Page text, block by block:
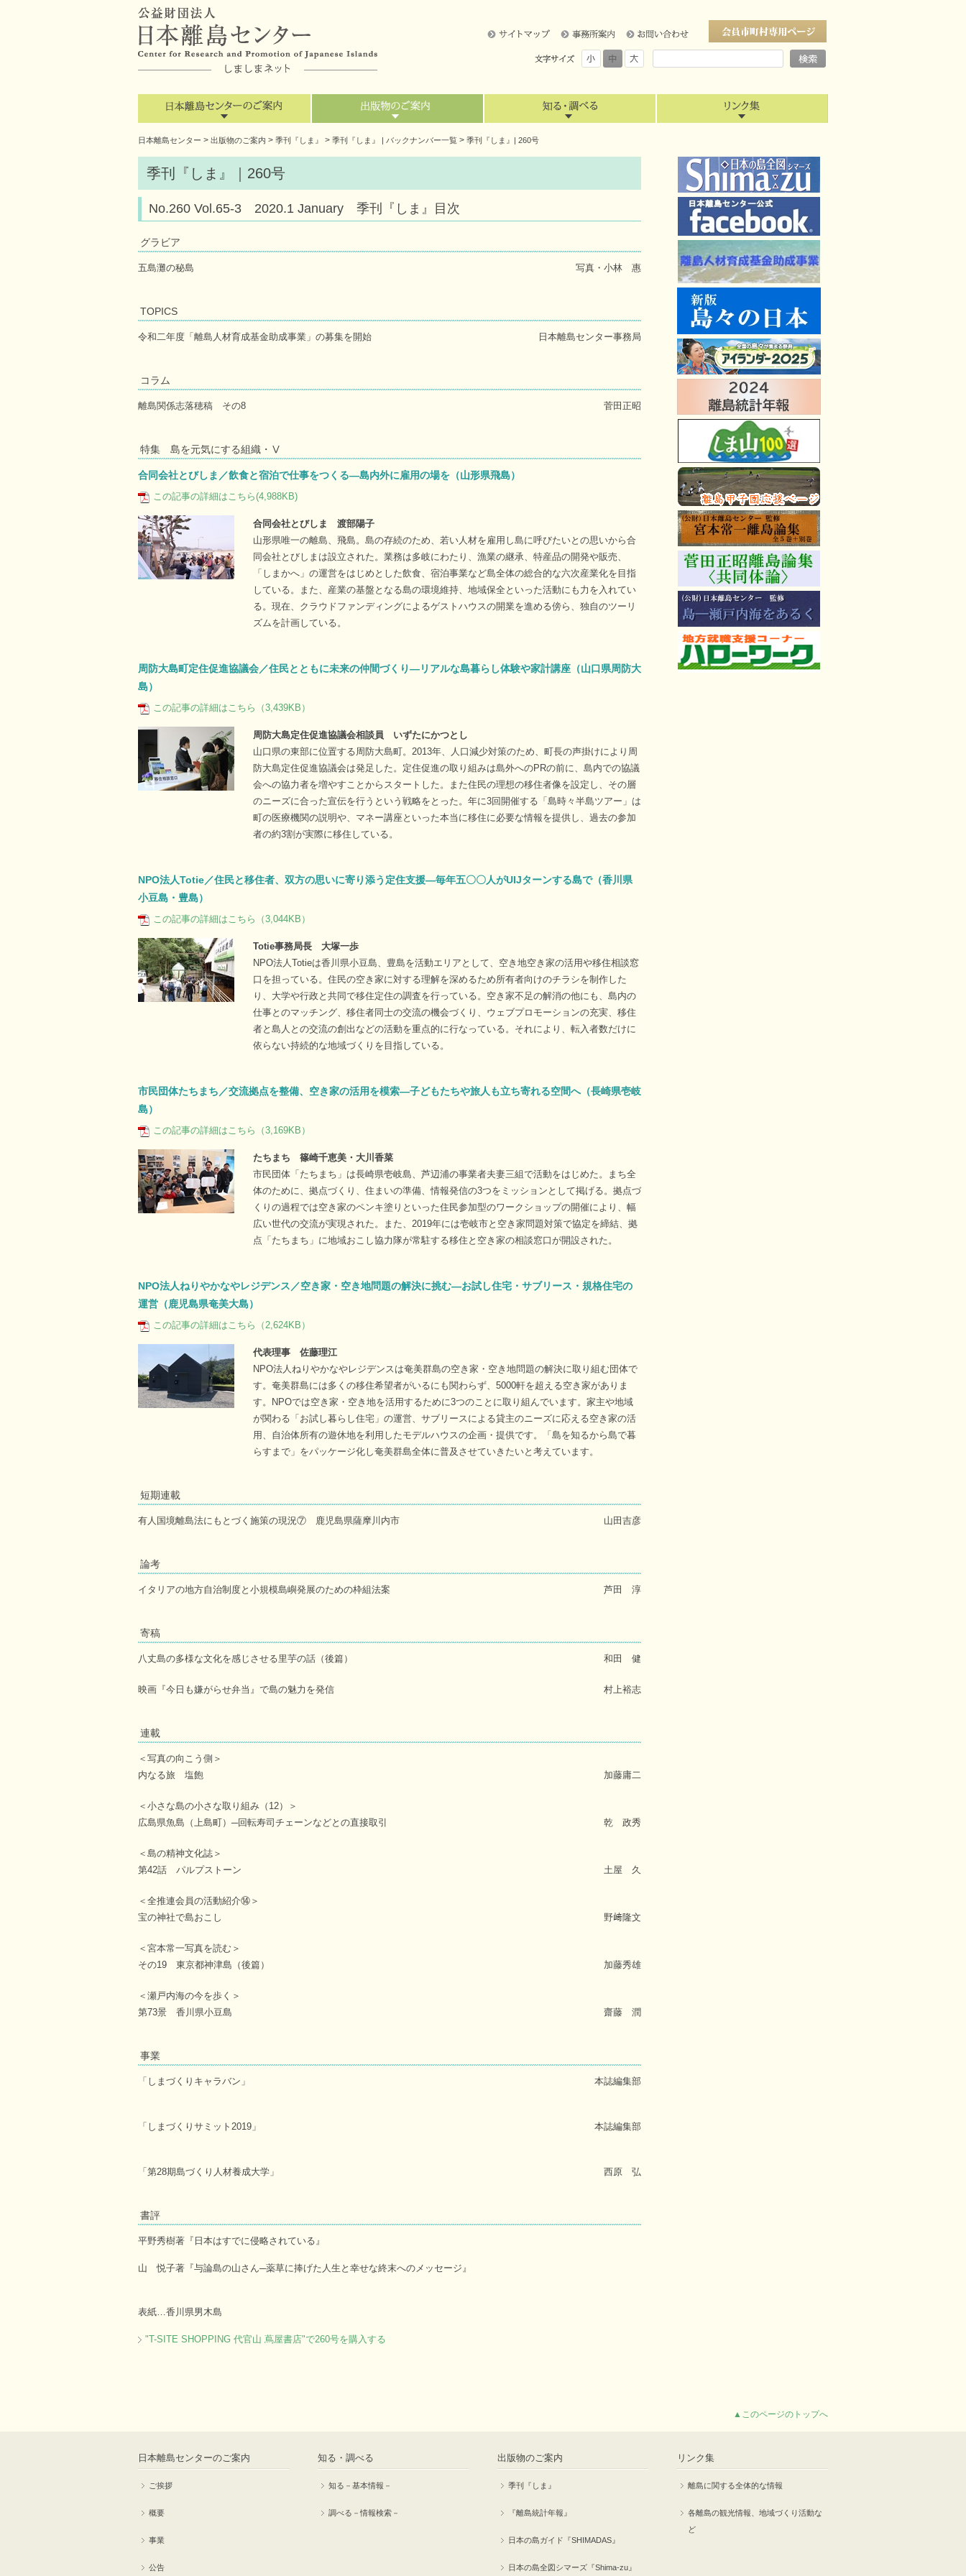
日本離島センター > 出版物のご案内 > 季刊『しま』 > 季刊『しま』 | バックナンバー一覧 > 季刊『しま』| 260号
季刊『しま』｜260号
No.260 Vol.65-3 2020.1 January 季刊『しま』目次
グラビア
五島灘の秘島 写真・小林 惠
TOPICS
令和二年度「離島人材育成基金助成事業」の募集を開始 日本離島センター事務局
コラム
離島関係志落穂稿 その8 菅田正昭
特集 島を元気にする組織・Ⅴ
合同会社とびしま／飲食と宿泊で仕事をつくる―島内外に雇用の場を（山形県飛島）
この記事の詳細はこちら(4,988KB)
合同会社とびしま 渡部陽子
山形県唯一の離島、飛島。島の存続のため、若い人材を雇用し島に呼びたいとの思いから合
同会社とびしまは設立された。業務は多岐にわたり、漁業の継承、特産品の開発や販売、
「しまかへ」の運営をはじめとした飲食、宿泊事業など島全体の総合的な六次産業化を目指
している。また、産業の基盤となる島の環境維持、地域保全といった活動にも力を入れてい
る。現在、クラウドファンディングによるゲストハウスの開業を進める傍ら、独自のツーリ
ズムを計画している。
周防大島町定住促進協議会／住民とともに未来の仲間づくり―リアルな島暮らし体験や家計講座（山口県周防大
島）
この記事の詳細はこちら（3,439KB）
周防大島定住促進協議会相談員 いずたにかつとし
山口県の東部に位置する周防大島町。2013年、人口減少対策のため、町長の声掛けにより周
防大島定住促進協議会は発足した。定住促進の取り組みは島外へのPRの前に、島内での協議
会への協力者を増やすことからスタートした。また住民の理想の移住者像を設定し、その層
のニーズに合った宣伝を行うという戦略をとった。年に3回開催する「島時々半島ツアー」は
町の医療機関の説明や、マネー講座といった本当に移住に必要な情報を提供し、過去の参加
者の約3割が実際に移住している。
NPO法人Totie／住民と移住者、双方の思いに寄り添う定住支援―毎年五〇〇人がUIJターンする島で（香川県
小豆島・豊島）
この記事の詳細はこちら（3,044KB）
Totie事務局長 大塚一歩
NPO法人Totieは香川県小豆島、豊島を活動エリアとして、空き地空き家の活用や移住相談窓
口を担っている。住民の空き家に対する理解を深めるため所有者向けのチラシを制作した
り、大学や行政と共同で移住定住の調査を行っている。空き家不足の解消の他にも、島内の
仕事とのマッチング、移住者同士の交流の機会づくり、ウェブプロモーションの充実、移住
者と島人との交流の創出などの活動を重点的に行なっている。それにより、転入者数だけに
依らない持続的な地域づくりを目指している。
市民団体たちまち／交流拠点を整備、空き家の活用を模索―子どもたちや旅人も立ち寄れる空間へ（長崎県壱岐
島）
この記事の詳細はこちら（3,169KB）
たちまち 篠崎千恵美・大川香菜
市民団体「たちまち」は長崎県壱岐島、芦辺浦の事業者夫妻三組で活動をはじめた。まち全
体のために、拠点づくり、住まいの準備、情報発信の3つをミッションとして掲げる。拠点づ
くりの過程では空き家のペンキ塗りといった住民参加型のワークショップの開催により、幅
広い世代の交流が実現された。また、2019年には壱岐市と空き家問題対策で協定を締結、拠
点「たちまち」に地域おこし協力隊が常駐する移住と空き家の相談窓口が開設された。
NPO法人ねりやかなやレジデンス／空き家・空き地問題の解決に挑む―お試し住宅・サブリース・規格住宅の
運営（鹿児島県奄美大島）
この記事の詳細はこちら（2,624KB）
代表理事 佐藤理江
NPO法人ねりやかなやレジデンスは奄美群島の空き家・空き地問題の解決に取り組む団体で
す。奄美群島には多くの移住希望者がいるにも関わらず、5000軒を超える空き家がありま
す。NPOでは空き家・空き地を活用するために3つのことに取り組んでいます。家主や地域
が関わる「お試し暮らし住宅」の運営、サブリースによる貸主のニーズに応える空き家の活
用、自治体所有の遊休地を利用したモデルハウスの企画・提供です。「島を知るから島で暮
らすまで」をパッケージ化し奄美群島全体に普及させていきたいと考えています。
短期連載
有人国境離島法にもとづく施策の現況⑦ 鹿児島県薩摩川内市 山田吉彦
論考
イタリアの地方自治制度と小規模島嶼発展のための枠組法案 芦田 淳
寄稿
八丈島の多様な文化を感じさせる里芋の話（後篇） 和田 健
映画『今日も嫌がらせ弁当』で島の魅力を発信 村上裕志
連載
＜写真の向こう側＞
内なる旅 塩飽
加藤庸二
＜小さな島の小さな取り組み（12）＞
広島県魚島（上島町）─回転寿司チェーンなどとの直接取引
乾 政秀
＜島の精神文化誌＞
第42話 パルプストーン
土屋 久
＜全推連会員の活動紹介⑭＞
宝の神社で島おこし
野﨑隆文
＜宮本常一写真を読む＞
その19 東京都神津島（後篇）
加藤秀雄
＜瀬戸内海の今を歩く＞
第73景 香川県小豆島
齋藤 潤
事業
「しまづくりキャラバン」 本誌編集部
「しまづくりサミット2019」 本誌編集部
「第28期島づくり人材養成大学」 西原 弘
書評
平野秀樹著『日本はすでに侵略されている』
山 悦子著『与論島の山さん─薬草に捧げた人生と幸せな終末へのメッセージ』
表紙…香川県男木島
"T-SITE SHOPPING 代官山 蔦屋書店"で260号を購入する
▲このページのトップへ
日本離島センターのご案内
ご挨拶
概要
事業
公告
知る・調べる
知る－基本情報－
調べる－情報検索－
出版物のご案内
季刊『しま』
『離島統計年報』
日本の島ガイド『SHIMADAS』
日本の島全図シマーズ『Shima-zu』
リンク集
離島に関する全体的な情報
各離島の観光情報、地域づくり活動な
ど